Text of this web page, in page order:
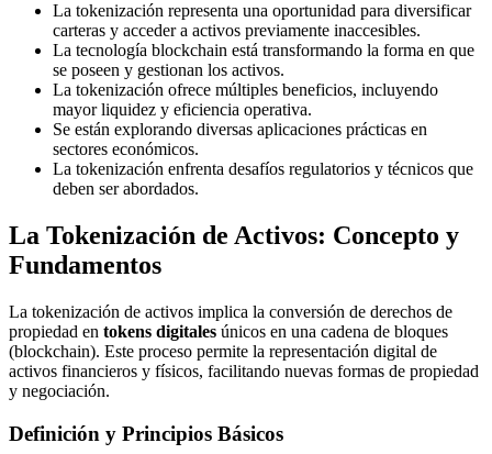
La tokenización representa una oportunidad para diversificar
carteras y acceder a activos previamente inaccesibles.
La tecnología blockchain está transformando la forma en que
se poseen y gestionan los activos.
La tokenización ofrece múltiples beneficios, incluyendo
mayor liquidez y eficiencia operativa.
Se están explorando diversas aplicaciones prácticas en
sectores económicos.
La tokenización enfrenta desafíos regulatorios y técnicos que
deben ser abordados.
La Tokenización de Activos: Concepto y
Fundamentos
La tokenización de activos implica la conversión de derechos de
propiedad en tokens digitales únicos en una cadena de bloques
(blockchain). Este proceso permite la representación digital de
activos financieros y físicos, facilitando nuevas formas de propiedad
y negociación.
Definición y Principios Básicos